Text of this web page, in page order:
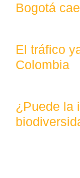
Bogotá
El tráfico
Colombia
¿Puede la